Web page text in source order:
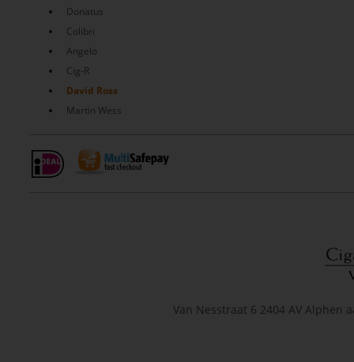
Donatus
Colibri
Angelo
Cig-R
David Ross
Martin Wess
Van Nesstraat 6 2404 AV